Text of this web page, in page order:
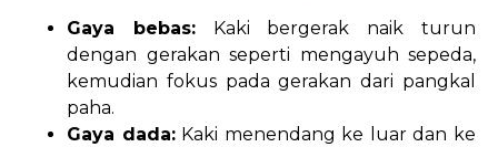
Gaya bebas:Kaki bergerak naik turun
dengan gerakan seperti mengayuh sepeda,
kemudian fokus pada gerakan dari pangkal
paha.
Gaya dada:Kaki menendang ke luar dan ke